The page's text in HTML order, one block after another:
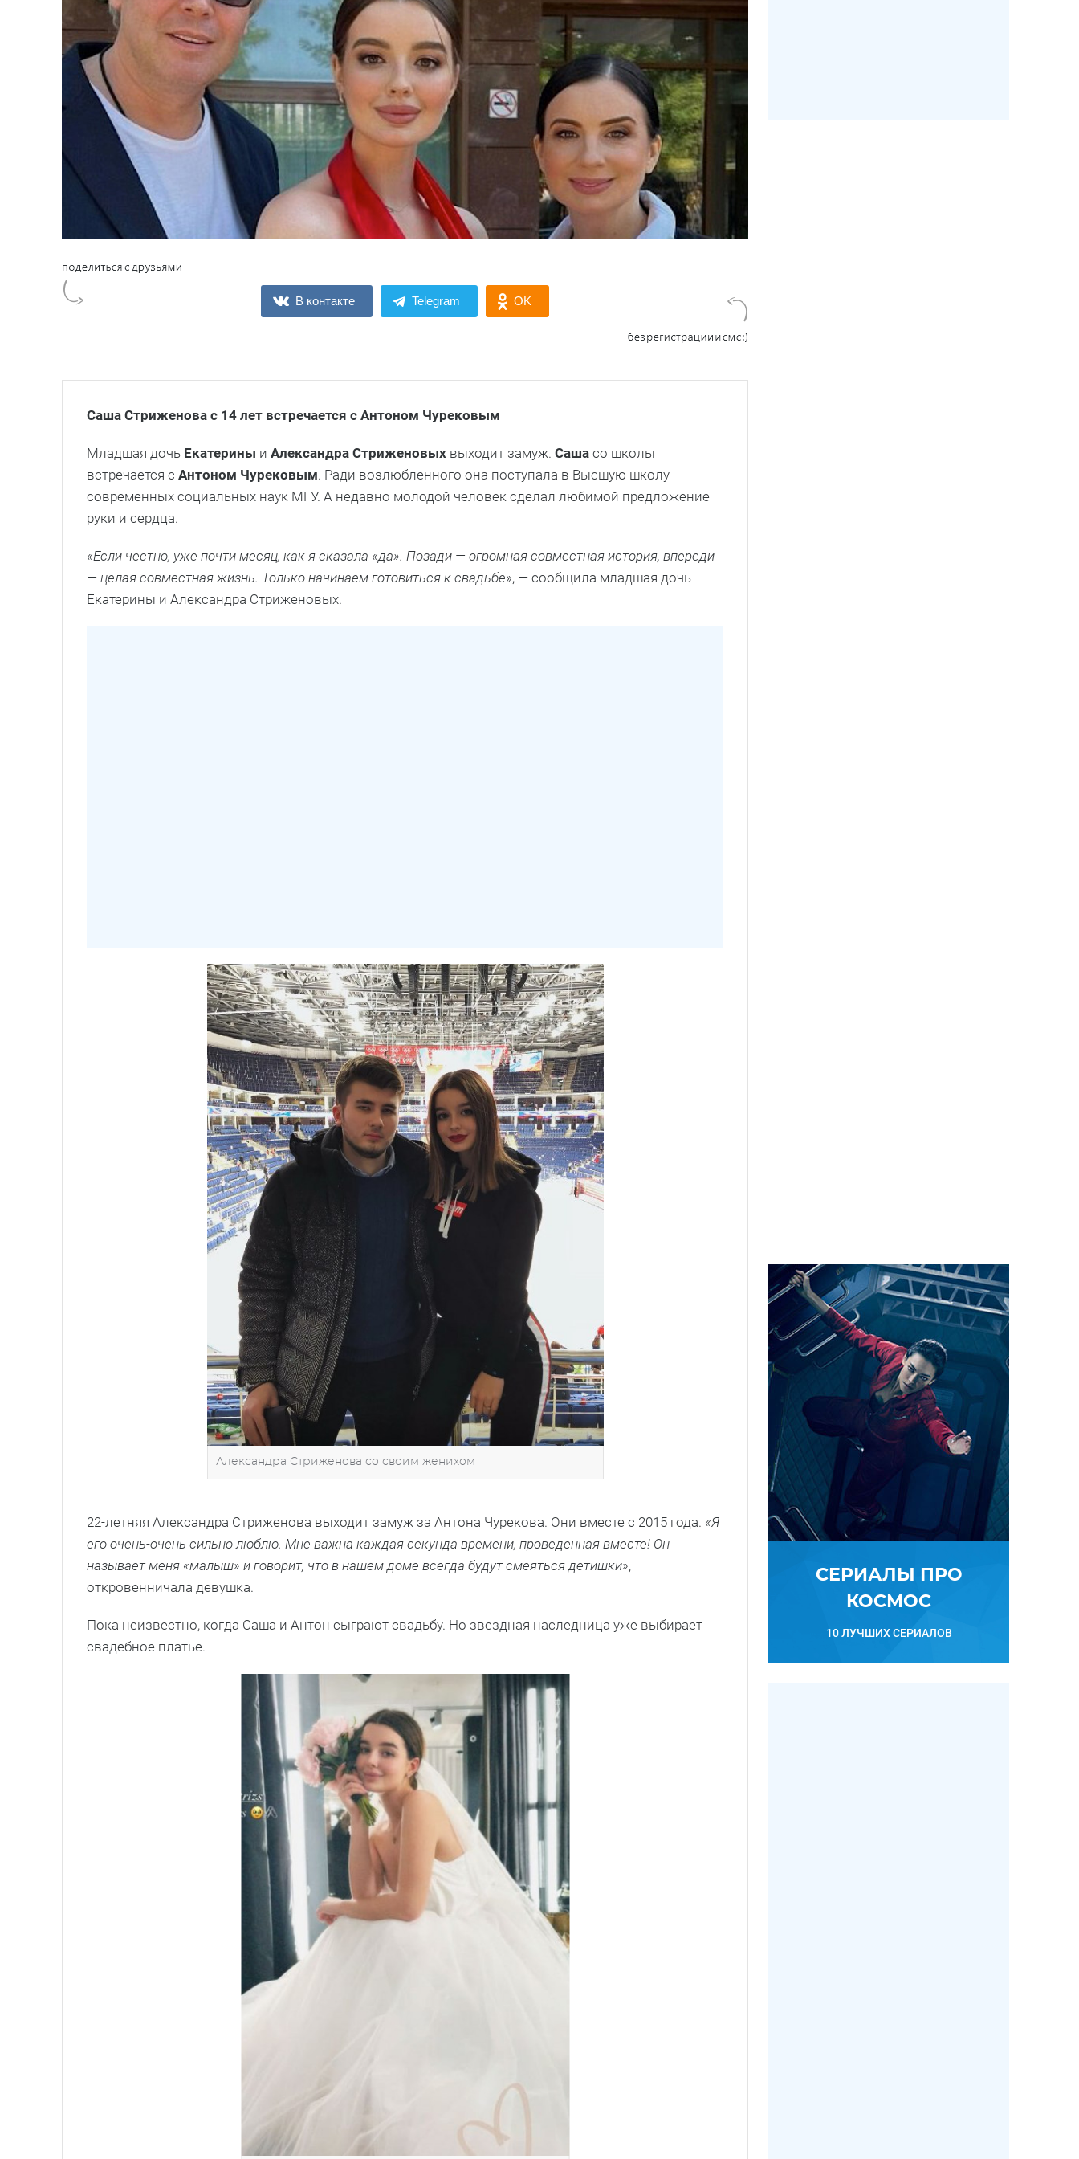
В контакте Telegram OK
Саша Стриженова с 14 лет встречается с Антоном Чурековым
Младшая дочь Екатерины и Александра Стриженовых выходит замуж. Саша со школы
встречается с Антоном Чурековым. Ради возлюбленного она поступала в Высшую школу
современных социальных наук МГУ. А недавно молодой человек сделал любимой предложение
руки и сердца.
«Если честно, уже почти месяц, как я сказала «да». Позади — огромная совместная история, впереди
— целая совместная жизнь. Только начинаем готовиться к свадьбе», — сообщила младшая дочь
Екатерины и Александра Стриженовых.
Александра Стриженова со своим женихом
22-летняя Александра Стриженова выходит замуж за Антона Чурекова. Они вместе с 2015 года. «Я
его очень-очень сильно люблю. Мне важна каждая секунда времени, проведенная вместе! Он
называет меня «малыш» и говорит, что в нашем доме всегда будут смеяться детишки», —
откровенничала девушка.
Пока неизвестно, когда Саша и Антон сыграют свадьбу. Но звездная наследница уже выбирает
свадебное платье.
СЕРИАЛЫ ПРО
КОСМОС
10 ЛУЧШИХ СЕРИАЛОВ